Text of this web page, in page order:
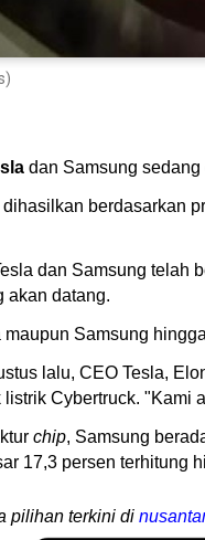
dan Samsung
berdasarkan
dan Samsung telah
akan datang.
Samsung
lalu, CEO Tesla,
Cybertruck. "Kami
chip, Samsung
17,3 persen terhitung
pilihan terkini di